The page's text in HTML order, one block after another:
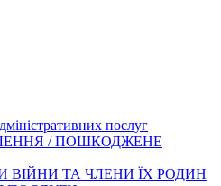
послуг
/ ПОШКОДЖЕНЕ
ВІЙНИ ТА ЧЛЕНИ ЇХ РОДИН